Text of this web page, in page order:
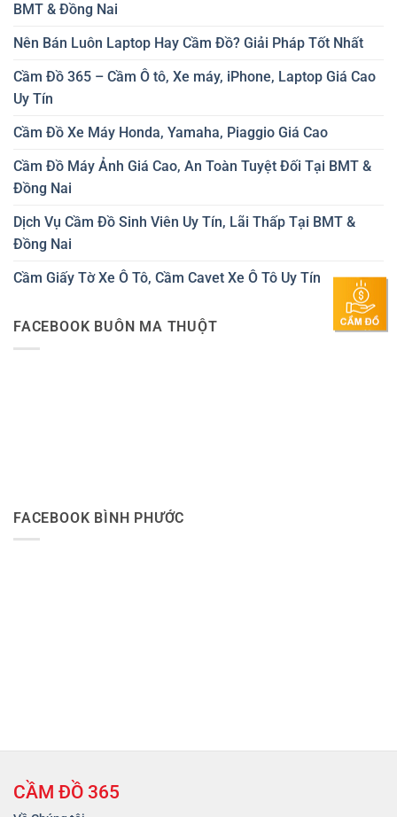
BMT & Đồng Nai
Nên Bán Luôn Laptop Hay Cầm Đồ? Giải Pháp Tốt Nhất
Cầm Đồ 365 – Cầm Ô tô, Xe máy, iPhone, Laptop Giá Cao
Uy Tín
Cầm Đồ Xe Máy Honda, Yamaha, Piaggio Giá Cao
Cầm Đồ Máy Ảnh Giá Cao, An Toàn Tuyệt Đối Tại BMT &
Đồng Nai
Dịch Vụ Cầm Đồ Sinh Viên Uy Tín, Lãi Thấp Tại BMT &
Đồng Nai
Cầm Giấy Tờ Xe Ô Tô, Cầm Cavet Xe Ô Tô Uy Tín
FACEBOOK BUÔN MA THUỘT
FACEBOOK BÌNH PHƯỚC
CẦM ĐỒ 365